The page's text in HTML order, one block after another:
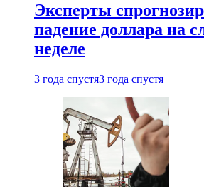
Эксперты
падение доллара на
неделе
3 года спустя3 года спустя